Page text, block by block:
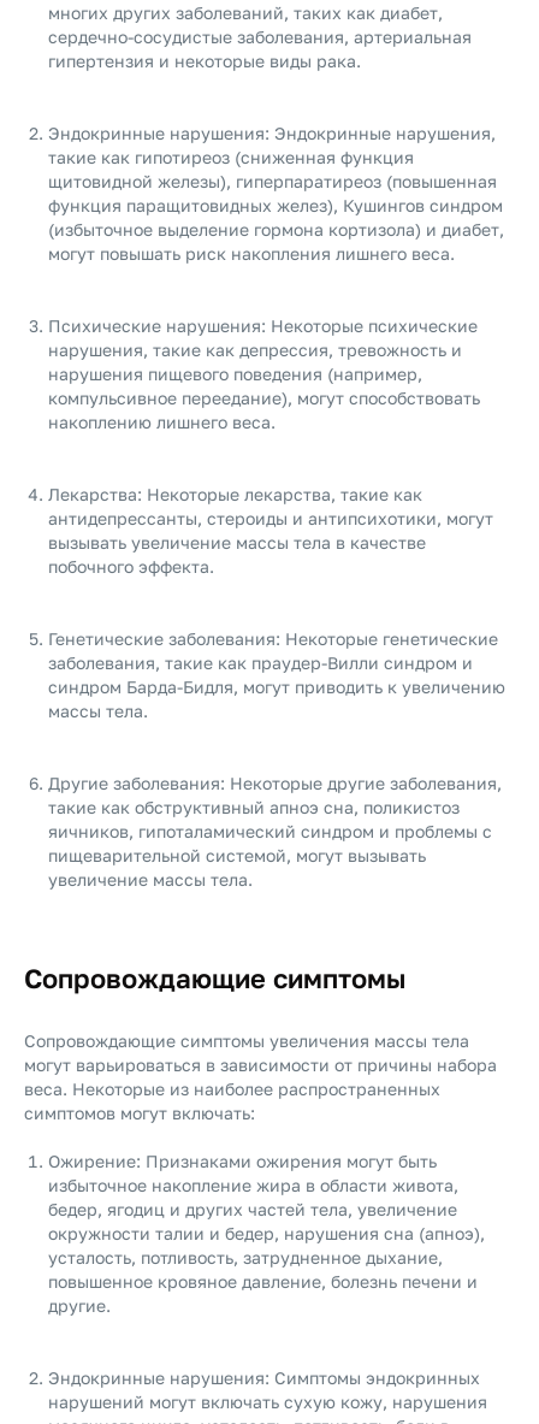
многих других заболеваний, таких как диабет,
сердечно-сосудистые заболевания, артериальная
гипертензия и некоторые виды рака.
Эндокринные нарушения: Эндокринные нарушения,
такие как гипотиреоз (сниженная функция
щитовидной железы), гиперпаратиреоз (повышенная
функция паращитовидных желез), Кушингов синдром
(избыточное выделение гормона кортизола) и диабет,
могут повышать риск накопления лишнего веса.
Психические нарушения: Некоторые психические
нарушения, такие как депрессия, тревожность и
нарушения пищевого поведения (например,
компульсивное переедание), могут способствовать
накоплению лишнего веса.
Лекарства: Некоторые лекарства, такие как
антидепрессанты, стероиды и антипсихотики, могут
вызывать увеличение массы тела в качестве
побочного эффекта.
Генетические заболевания: Некоторые генетические
заболевания, такие как праудер-Вилли синдром и
синдром Барда-Бидля, могут приводить к увеличению
массы тела.
Другие заболевания: Некоторые другие заболевания,
такие как обструктивный апноэ сна, поликистоз
яичников, гипоталамический синдром и проблемы с
пищеварительной системой, могут вызывать
увеличение массы тела.
Сопровождающие симптомы
Сопровождающие симптомы увеличения массы тела
могут варьироваться в зависимости от причины набора
веса. Некоторые из наиболее распространенных
симптомов могут включать:
Ожирение: Признаками ожирения могут быть
избыточное накопление жира в области живота,
бедер, ягодиц и других частей тела, увеличение
окружности талии и бедер, нарушения сна (апноэ),
усталость, потливость, затрудненное дыхание,
повышенное кровяное давление, болезнь печени и
другие.
Эндокринные нарушения: Симптомы эндокринных
нарушений могут включать сухую кожу, нарушения